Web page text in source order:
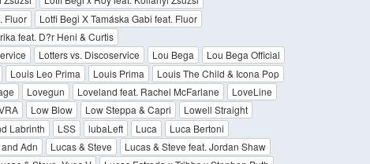
Fluor
Lotfi Begi X Tamáska Gabi feat. Fluor
feat. D?r Heni & Curtis
Lotters vs. Discoservice Lou Bega
Lou Bega Official
Louis Leo Prima Louis Prima
Louis The Child & Icona Pop
Lovegun Loveland feat. Rachel McFarlane
LoveLine
Low Blow Low Steppa & Capri
Lowell Straight
Labrinth LSS lubaLeft Luca
Luca Bertoni
Adn Lucas & Steve
Lucas & Steve feat. Jordan Shaw